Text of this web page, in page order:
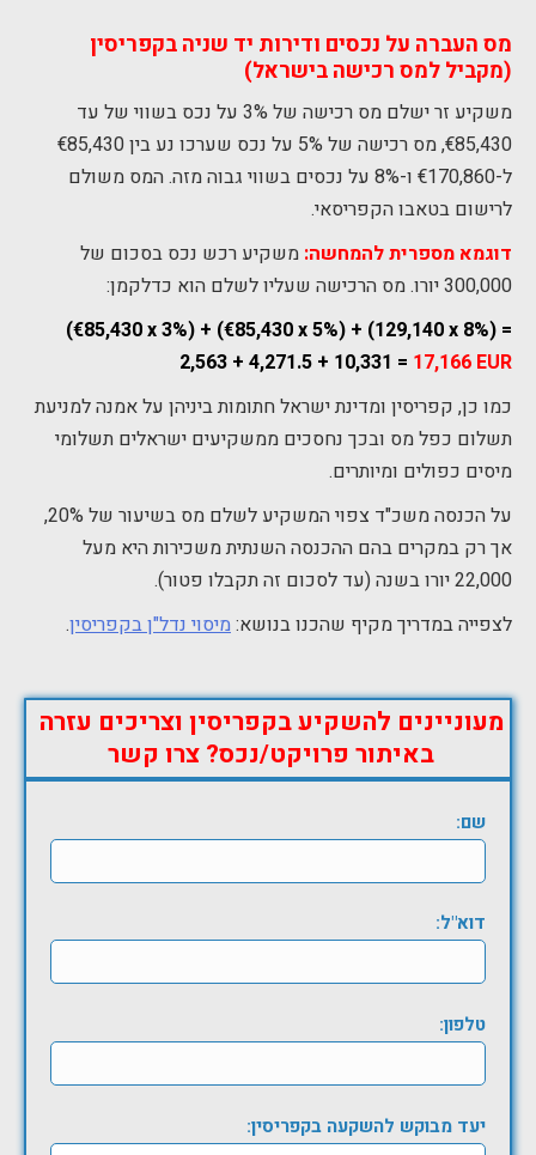
מס העברה על נכסים ודירות יד שניה בקפריסין
(מקביל למס רכישה בישראל)
משקיע זר ישלם מס רכישה של 3% על נכס בשווי של עד
€85,430, מס רכישה של 5% על נכס שערכו נע בין €85,430
ל-€170,860 ו-8% על נכסים בשווי גבוה מזה. המס משולם
לרישום בטאבו הקפריסאי.
דוגמא מספרית להמחשה: משקיע רכש נכס בסכום של
300,000 יורו. מס הרכישה שעליו לשלם הוא כדלקמן:
(€85,430 x 3%) + (€85,430 x 5%) + (129,140 x 8%) =
2,563 + 4,271.5 + 10,331 = 17,166 EUR
כמו כן, קפריסין ומדינת ישראל חתומות ביניהן על אמנה למניעת
תשלום כפל מס ובכך נחסכים ממשקיעים ישראלים תשלומי
מיסים כפולים ומיותרים.
על הכנסה משכ"ד צפוי המשקיע לשלם מס בשיעור של 20%,
אך רק במקרים בהם ההכנסה השנתית משכירות היא מעל
22,000 יורו בשנה (עד לסכום זה תקבלו פטור).
לצפייה במדריך מקיף שהכנו בנושא:מיסוי נדל"ן בקפריסין.
מעוניינים להשקיע בקפריסין וצריכים עזרה
באיתור פרויקט/נכס? צרו קשר
שם:
דוא"ל:
טלפון:
יעד מבוקש להשקעה בקפריסין: